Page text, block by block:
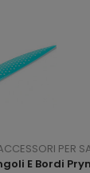
PER
E Bordi